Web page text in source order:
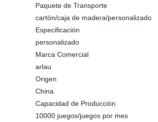
Paquete de Transporte
cartón/caja de madera/personalizado
Especificación
personalizado
Marca Comercial
arlau
Origen
China
Capacidad de Producción
10000 juegos/juegos por mes